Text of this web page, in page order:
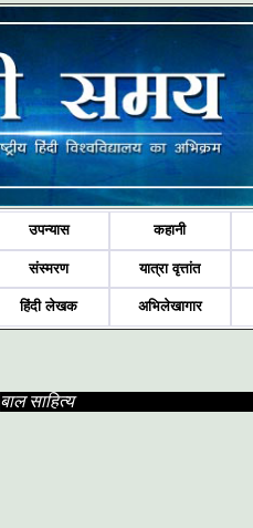
उपन्यास कहानी
संस्मरण यात्रा वृत्तांत
हिंदी लेखक अभिलेखागार
बाल साहित्य